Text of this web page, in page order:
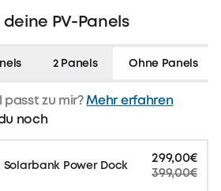
PV-Panels
2 Panels Ohne Panels
passt zu mir?Mehr erfahren
noch
Solarbank Power Dock
299,00€
399,00€